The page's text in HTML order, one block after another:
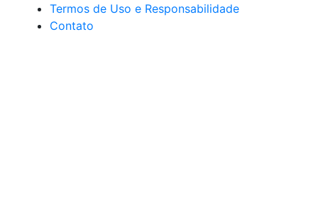
Termos de Uso e Responsabilidade
Contato